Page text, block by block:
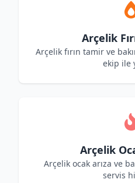
Arçelik
Arçelik fırın tamir ve
ekip ile
Arçelik
Arçelik ocak arıza ve
servis